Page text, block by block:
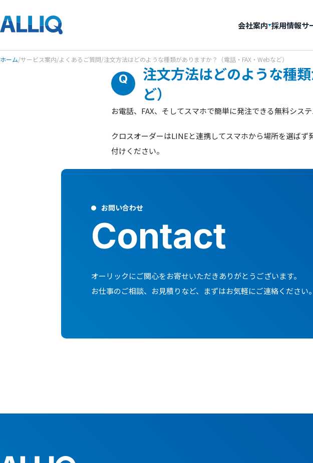
会社案内 採用情報サ
ホーム/サービス案内/よくあるご質問/注文方法はどのような種類がありますか？（電話・FAX・Webなど）
注文方法はどのような種
ど）
お電話、FAX、そしてスマホで簡単に発注できる無料シス
クロスオーダーはLINEと連携してスマホから場所を選ば
付けください。
お問い合わせ
Contact
オーリックにご関心をお寄せいただきありがとうございます。
お仕事のご相談、お見積りなど、まずはお気軽にご連絡ください。